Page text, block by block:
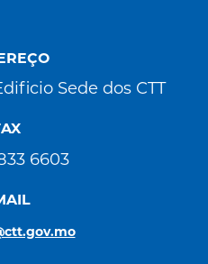
Sede dos CTT
6603